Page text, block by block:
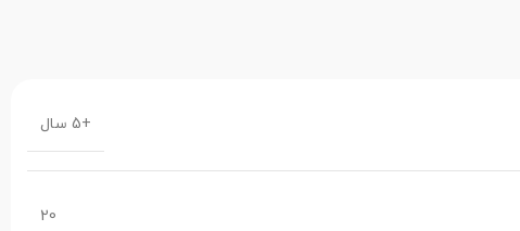
+5 سال
20